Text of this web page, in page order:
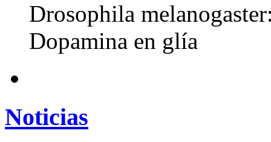
Drosophila
Dopamina en glía
Noticias